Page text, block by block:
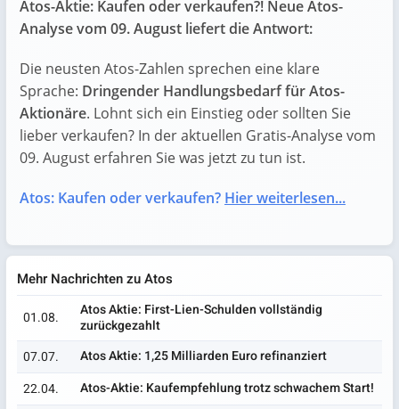
Atos-Aktie: Kaufen oder verkaufen?! Neue Atos-
Analyse vom 09. August liefert die Antwort:
Die neusten Atos-Zahlen sprechen eine klare
Sprache: Dringender Handlungsbedarf für Atos-
Aktionäre. Lohnt sich ein Einstieg oder sollten Sie
lieber verkaufen? In der aktuellen Gratis-Analyse vom
09. August erfahren Sie was jetzt zu tun ist.
Atos: Kaufen oder verkaufen? Hier weiterlesen...
Mehr Nachrichten zu Atos
01.08.
Atos Aktie: First-Lien-Schulden vollständig
zurückgezahlt
07.07.
Atos Aktie: 1,25 Milliarden Euro refinanziert
22.04.
Atos-Aktie: Kaufempfehlung trotz schwachem Start!